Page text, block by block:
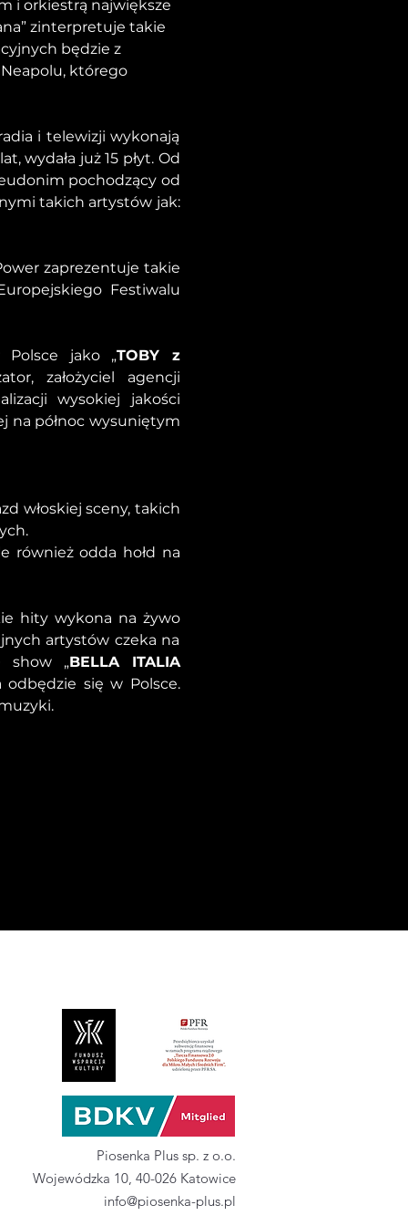
i orkiestrą największe
zinterpretuje takie
będzie z
którego
i telewizji wykonają
wydała już 15 płyt. Od
pochodzący od
takich artystów jak:
zaprezentuje takie
Festiwalu
Polsce jako „TOBY z
założyciel agencji
wysokiej jakości
na północ wysuniętym
włoskiej sceny, takich
również odda hołd na
hity wykona na żywo
artystów czeka na
show „BELLA ITALIA
odbędzie się w Polsce.
Piosenka Plus sp. z o.o.
Wojewódzka 10, 40-026 Katowice
info@piosenka-plus.pl